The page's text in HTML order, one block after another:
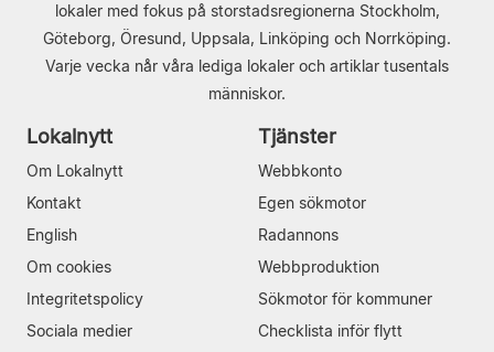
lokaler med fokus på storstadsregionerna Stockholm,
Göteborg, Öresund, Uppsala, Linköping och Norrköping.
Varje vecka når våra lediga lokaler och artiklar tusentals
människor.
Lokalnytt
Om Lokalnytt
Kontakt
English
Om cookies
Integritetspolicy
Sociala medier
Tjänster
Webbkonto
Egen sökmotor
Radannons
Webbproduktion
Sökmotor för kommuner
Checklista inför flytt